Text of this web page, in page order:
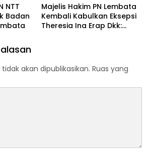
NTT
Badan
Majelis Hakim PN Lembata
Kembali Kabulkan Eksepsi
Theresia Ina Erap Dkk:
akan dipublikasikan. Ruas yang